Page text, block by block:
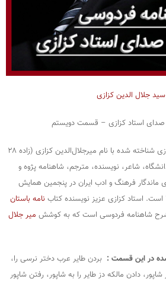
سید جلال الدین کزازی
صدای استاد کزازی – قسمت دویستم
سید جلال‌الدین کزازی شناخته‌ شده با نام میرجلال‌الدین کزازی (زاده ۲۸
دانشگاه، شاعر، نویسنده، مترجم، شاهنامه‌ پژوه و
ماندگار فرهنگ و ادب ایران در پنجمین همایش
نامه باستان
شاهنامه فردوسی است که به کوشش میر جلال
در این قسمت : بردن طایر عرب دختر نرسی را،
دادن مالکه دز طایر را به شاپور، رفتن شاپور